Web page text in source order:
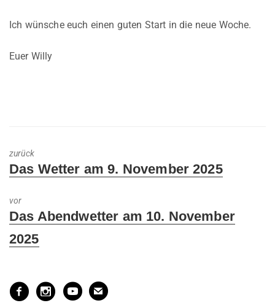
Ich wünsche euch einen guten Start in die neue Woche.
Euer Willy
zurück
Previous
Das Wetter am 9. November 2025
vor
Next
Das Abendwetter am 10. November
2025